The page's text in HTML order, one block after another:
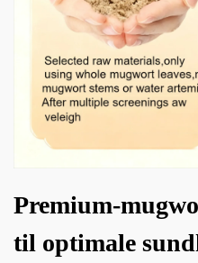
Premium-
til optimale